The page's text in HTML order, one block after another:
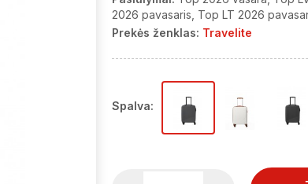
2026 pavasaris Top LT 2026
Prekės ženklas: Travelite
Spalva: